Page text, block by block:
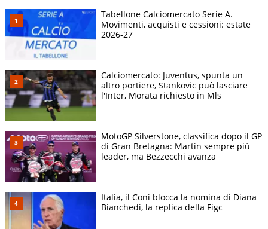
Tabellone Calciomercato Serie A.
Movimenti, acquisti e cessioni: estate
2026-27
Calciomercato: Juventus, spunta un
altro portiere, Stankovic può lasciare
l'Inter, Morata richiesto in Mls
MotoGP Silverstone, classifica dopo il GP
di Gran Bretagna: Martin sempre più
leader, ma Bezzecchi avanza
Italia, il Coni blocca la nomina di Diana
Bianchedi, la replica della Figc